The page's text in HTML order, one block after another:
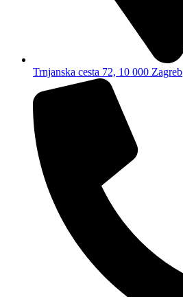
Trnjanska cesta 72, 10 000 Zagreb